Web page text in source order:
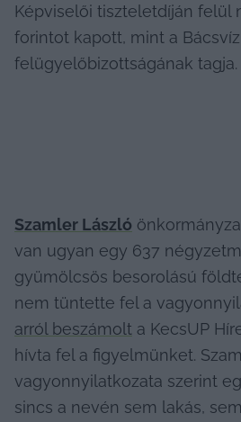
Képviselői tiszteletdíján felül
forintot kapott, mint a Bácsvíz
felügyelőbizottságának tagja.
Szamler László
van ugyan egy 637
gyümölcsös besorolású
nem tüntette fel a
arról beszámolt a KecsUP
hívta fel a figyelmünket.
vagyonnyilatkozata szerint
sincs a nevén sem lakás,